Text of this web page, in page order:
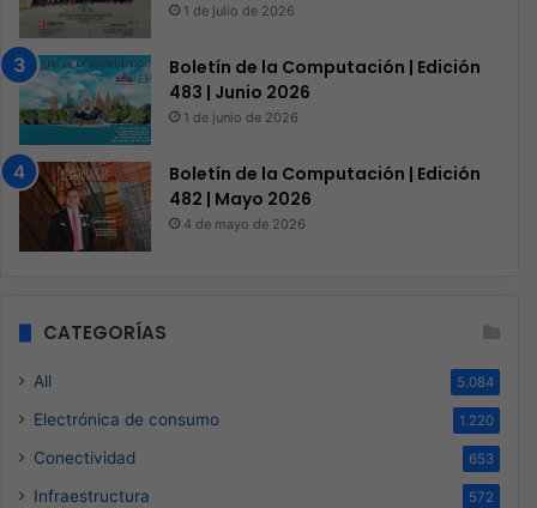
1 de julio de 2026
Boletín de la Computación | Edición
483 | Junio 2026
1 de junio de 2026
Boletín de la Computación | Edición
482 | Mayo 2026
4 de mayo de 2026
CATEGORÍAS
All 5.084
Electrónica de consumo 1.220
Conectividad 653
Infraestructura 572